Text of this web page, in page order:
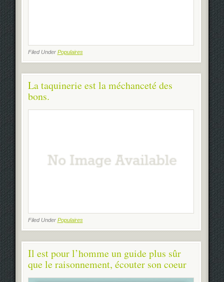
Filed Under Populaires
La taquinerie est la méchanceté des
bons.
Filed Under Populaires
Il est pour l’homme un guide plus sûr
que le raisonnement, écouter son coeur